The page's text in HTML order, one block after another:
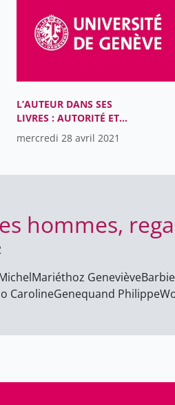
L’AUTEUR DANS SES
LIVRES : AUTORITÉ ET
MATÉRIALITÉ DANS LES
LITTÉRATURES ROMANES
XVe SIÈCLES)
mercredi 28 avril 2021
hommes,
Mariéthoz Geneviève
CarolineGenequand Philippe